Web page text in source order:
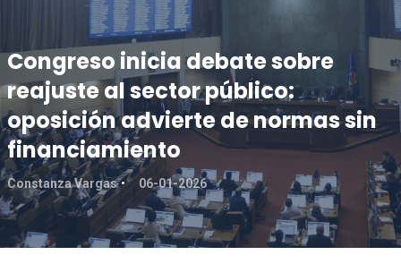
Congreso inicia debate sobre
reajuste al sector público:
oposición advierte de normas sin
financiamiento
Constanza Vargas 06-01-2026